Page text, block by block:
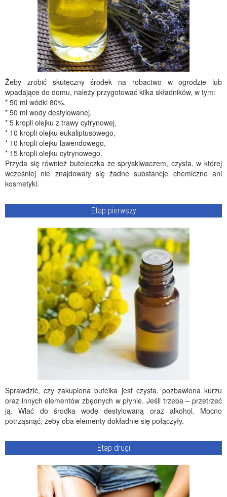
Żeby zrobić skuteczny środek na robactwo w ogrodzie lub
wpadające do domu, należy przygotować kilka składników, w tym:
* 50 ml wódki 80%,
* 50 ml wody destylowanej,
* 5 kropli olejku z trawy cytrynowej,
* 10 kropli olejku eukaliptusowego,
* 10 kropli olejku lawendowego,
* 15 kropli olejku cytrynowego.
Przyda się również buteleczka ze spryskiwaczem, czysta, w której
wcześniej nie znajdowały się żadne substancje chemiczne ani
kosmetyki.
Etap pierwszy
Sprawdzić, czy zakupiona butelka jest czysta, pozbawiona kurzu
oraz innych elementów zbędnych w płynie. Jeśli trzeba – przetrzeć
ją. Wlać do środka wodę destylowaną oraz alkohol. Mocno
potrząsnąć, żeby oba elementy dokładnie się połączyły.
Etap drugi